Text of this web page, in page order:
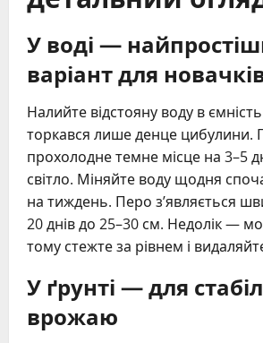
У воді —
варіант для
Налийте відстояну воду в
торкався лише денце цибулини.
прохолодне темне місце на 3–5
світло. Міняйте воду щодня
на тиждень. Перо з’являється
20 днів до 25–30 см. Недолік —
тому стежте за рівнем і
У ґрунті — для
врожаю